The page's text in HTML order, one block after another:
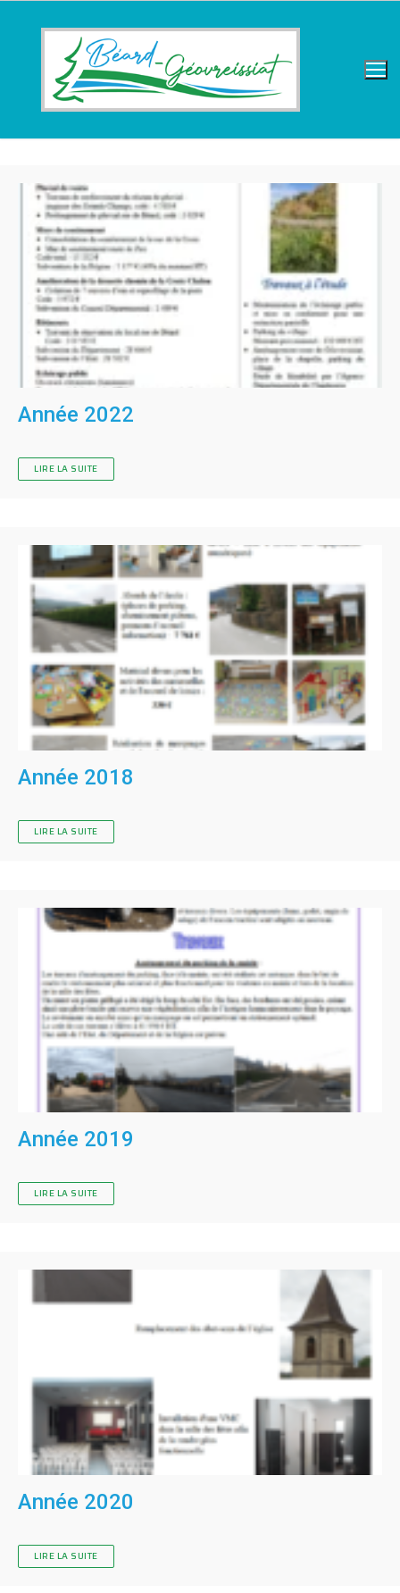
Année 2022
LIRE LA SUITE
Année 2018
LIRE LA SUITE
Année 2019
LIRE LA SUITE
Année 2020
LIRE LA SUITE